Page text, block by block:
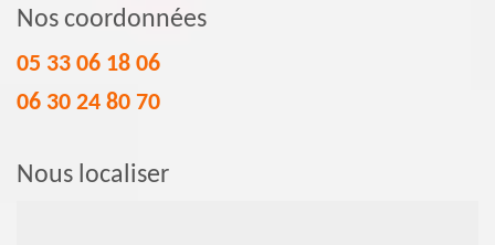
Nos coordonnées
05 33 06 18 06
06 30 24 80 70
Nous localiser